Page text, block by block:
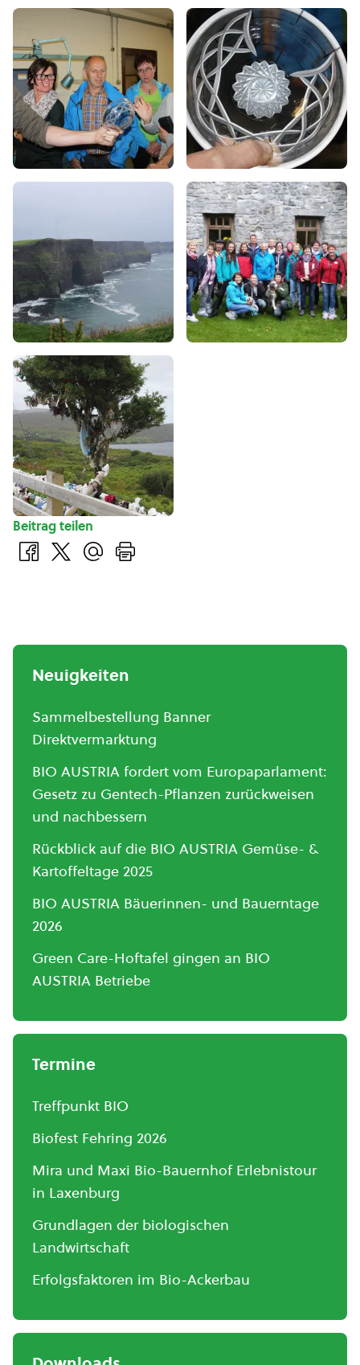
Beitrag teilen
Neuigkeiten
Sammelbestellung Banner
Direktvermarktung
BIO AUSTRIA fordert vom Europaparlament:
Gesetz zu Gentech-Pflanzen zurückweisen
und nachbessern
Rückblick auf die BIO AUSTRIA Gemüse- &
Kartoffeltage 2025
BIO AUSTRIA Bäuerinnen- und Bauerntage
2026
Green Care-Hoftafel gingen an BIO
AUSTRIA Betriebe
Termine
Treffpunkt BIO
Biofest Fehring 2026
Mira und Maxi Bio-Bauernhof Erlebnistour
in Laxenburg
Grundlagen der biologischen
Landwirtschaft
Erfolgsfaktoren im Bio-Ackerbau